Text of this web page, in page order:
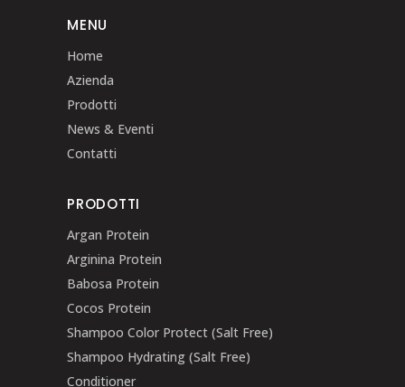
MENU
Home
Azienda
Prodotti
News & Eventi
Contatti
PRODOTTI
Argan Protein
Arginina Protein
Babosa Protein
Cocos Protein
Shampoo Color Protect (Salt Free)
Shampoo Hydrating (Salt Free)
Conditioner